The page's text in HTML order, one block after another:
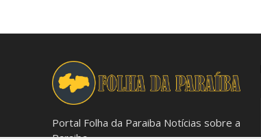
Portal Folha da Paraiba Notícias sobre a